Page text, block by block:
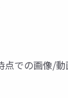
での画像/